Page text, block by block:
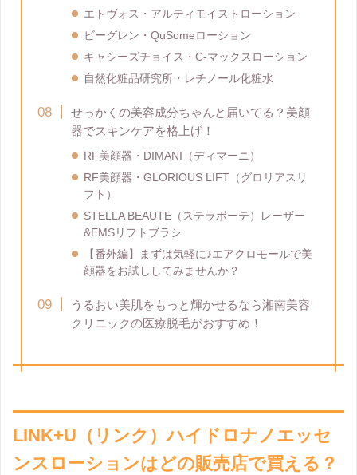
エトヴォス・アルティモイストローション
ビーグレン・QuSomeローション
キャシーズチョイス・C-マックスローション
自然化粧品研究所・レチノール化粧水
せっかくの美容成分ちゃんと届いてる？美顔
器でスキンケアを格上げ！
RF美顔器・DIMANI（ディマーニ）
RF美顔器・GLORIOUS LIFT（グロリアスリ
フト）
STELLA BEAUTE（ステラボーテ）レーザー
&EMSリフトブラシ
【番外編】まずは気軽に♪エアクロモールで美
顔器をお試ししてみませんか？
うるおい美肌をもっと輝かせるなら湘南美容
クリニックの医療脱毛がおすすめ！
LINK+U（リンク）ハイドロナノエッセ
ンスローションはどの販売店で買える？